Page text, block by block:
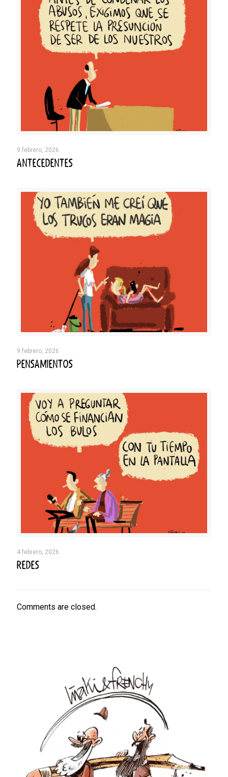
9 febrero, 2026
ANTECEDENTES
9 febrero, 2026
PENSAMIENTOS
4 febrero, 2026
REDES
Comments are closed.